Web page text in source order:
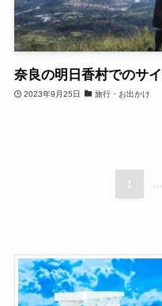
奈良の明日香村でのサ
2023年9月25日 旅行・お出かけ
1 ...